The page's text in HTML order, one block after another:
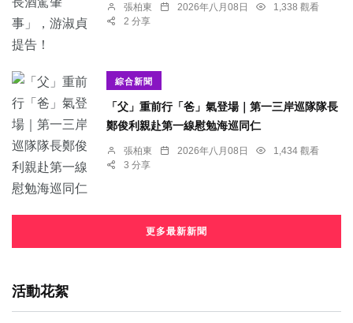
張柏東 2026年八月08日
1,338 觀看
2 分享
綜合新聞
「父」重前行「爸」氣登場｜第一三岸巡隊隊長
鄭俊利親赴第一線慰勉海巡同仁
張柏東 2026年八月08日
1,434 觀看
3 分享
更多最新新聞
活動花絮